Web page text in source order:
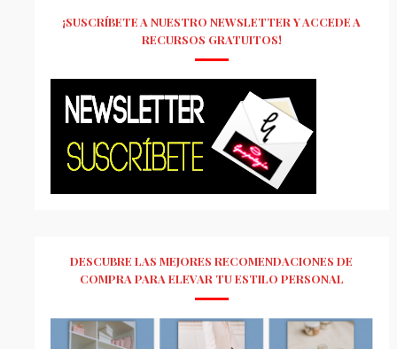
¡SUSCRÍBETE A NUESTRO NEWSLETTER Y ACCEDE A
RECURSOS GRATUITOS!
DESCUBRE LAS MEJORES RECOMENDACIONES DE
COMPRA PARA ELEVAR TU ESTILO PERSONAL